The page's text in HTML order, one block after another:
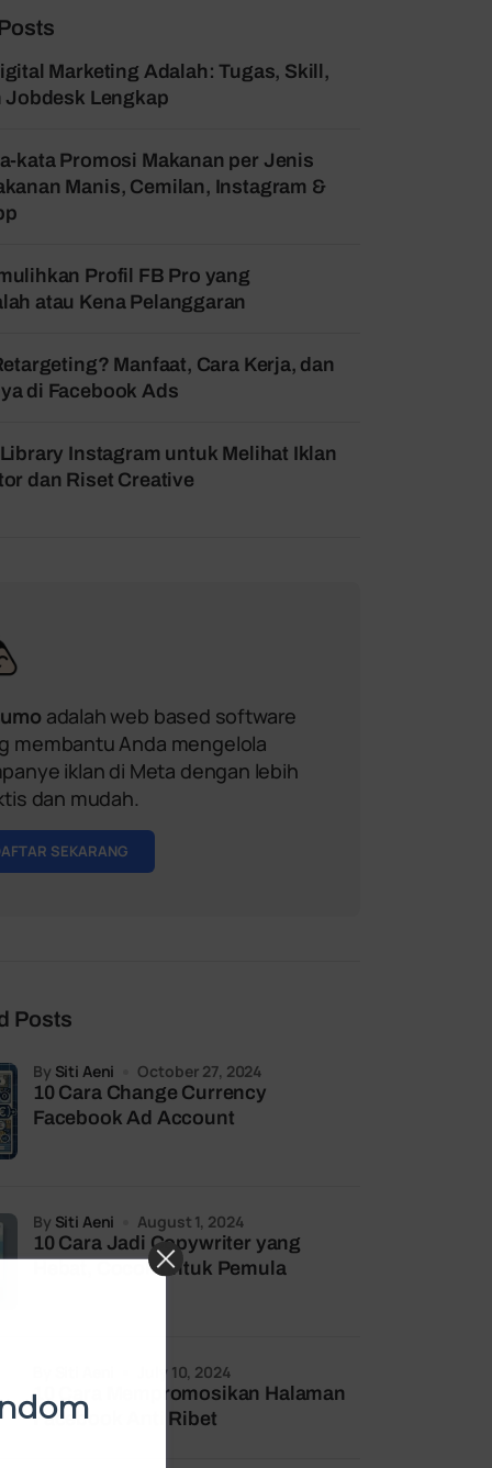
Marketing Adalah: Tugas, Skill,
Jobdesk Lengkap
kata Promosi Makanan per Jenis
Manis, Cemilan, Instagram &
Profil FB Pro yang
atau Kena Pelanggaran
Manfaat, Cara Kerja, dan
di Facebook Ads
Instagram untuk Melihat Iklan
dan Riset Creative
adalah web based software
membantu Anda mengelola
iklan di Meta dengan lebih
dan mudah.
SEKARANG
Posts
10 Cara Change Currency
Facebook Ad Account
by Siti Aeni October 27, 2024
10 Cara Jadi Copywriter yang
Hebat, Cocok untuk Pemula
by Siti Aeni August 1, 2024
10 Cara Mempromosikan Halaman
Facebook Anti Ribet
July 10, 2024